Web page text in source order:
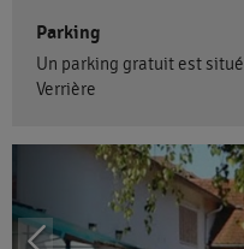
Parking
Un parking gratuit est
Verrière